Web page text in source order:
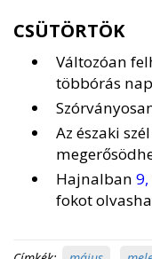
CSÜTÖRTÖK
Változóan
többórás
Az északi
Hajnalban 9,
fokot